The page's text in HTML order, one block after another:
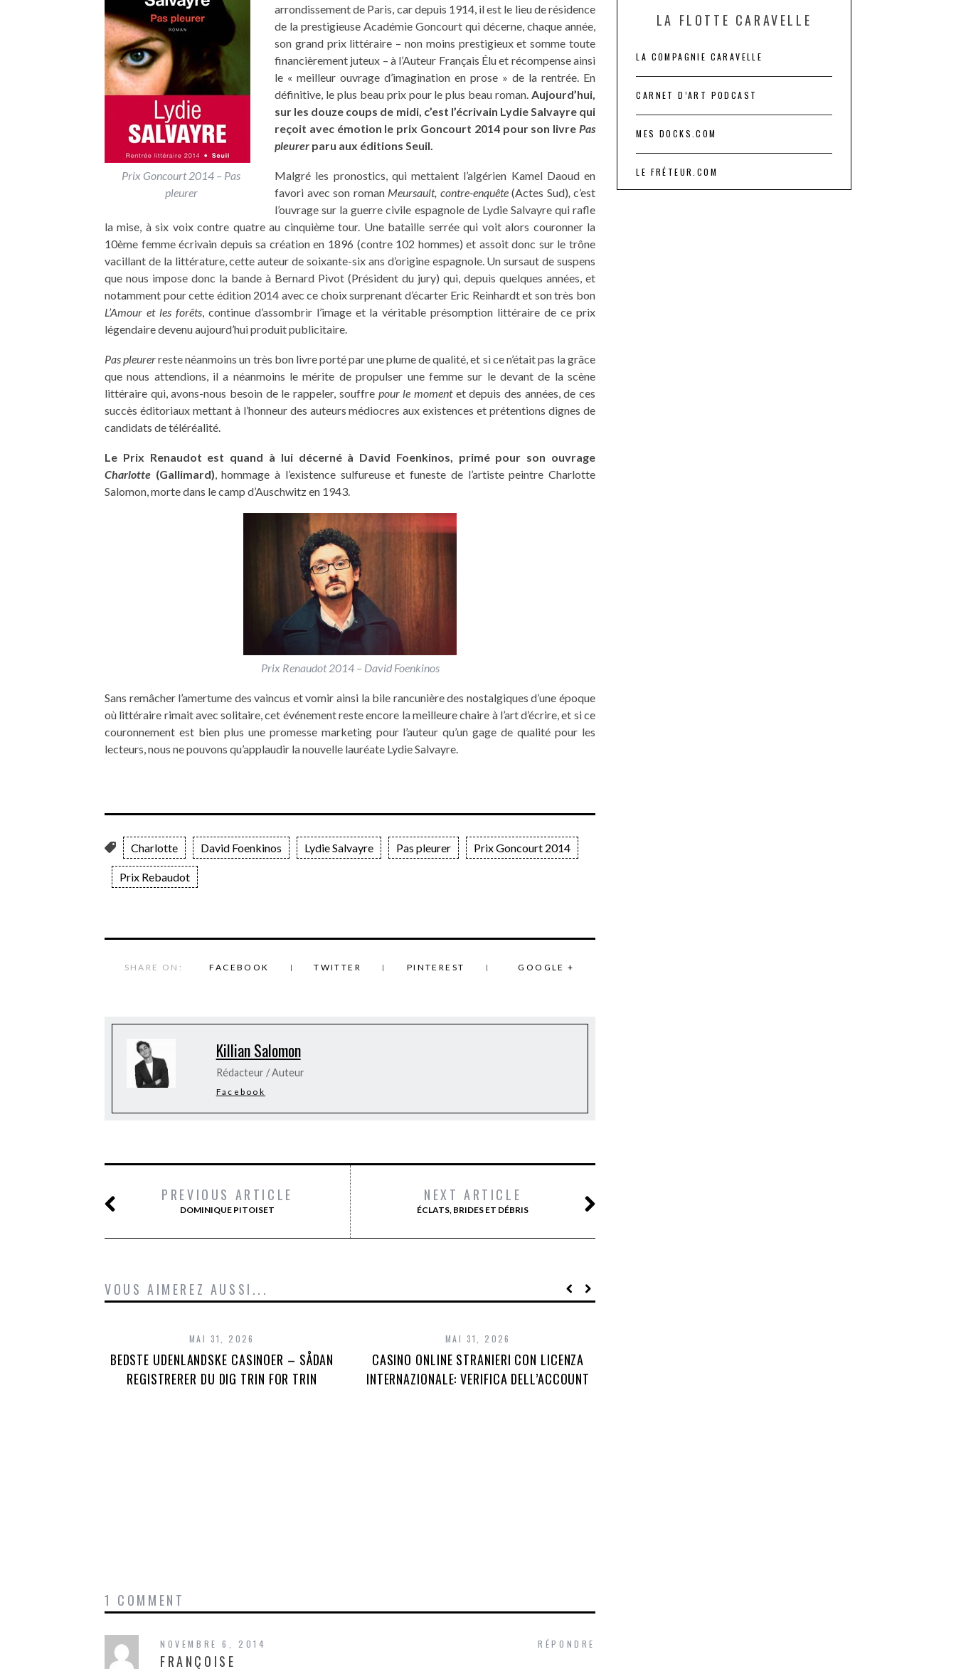
Prix Goncourt 2014 – Pas
pleurer
arrondissement de Paris, car depuis 1914, il est le lieu de résidence
de la prestigieuse Académie Goncourt qui décerne, chaque année,
son grand prix littéraire – non moins prestigieux et somme toute
financièrement juteux – à l’Auteur Français Élu et récompense ainsi
le « meilleur ouvrage d’imagination en prose » de la rentrée. En
définitive, le plus beau prix pour le plus beau roman. Aujourd’hui,
sur les douze coups de midi, c’est l’écrivain Lydie Salvayre qui
reçoit avec émotion le prix Goncourt 2014 pour son livre Pas
pleurer paru aux éditions Seuil.
Malgré les pronostics, qui mettaient l’algérien Kamel Daoud en
favori avec son roman Meursault, contre-enquête (Actes Sud), c’est
l’ouvrage sur la guerre civile espagnole de Lydie Salvayre qui rafle
la mise, à six voix contre quatre au cinquième tour. Une bataille serrée qui voit alors couronner la
10ème femme écrivain depuis sa création en 1896 (contre 102 hommes) et assoit donc sur le trône
vacillant de la littérature, cette auteur de soixante-six ans d’origine espagnole. Un sursaut de suspens
que nous impose donc la bande à Bernard Pivot (Président du jury) qui, depuis quelques années, et
notamment pour cette édition 2014 avec ce choix surprenant d’écarter Eric Reinhardt et son très bon
L’Amour et les forêts, continue d’assombrir l’image et la véritable présomption littéraire de ce prix
légendaire devenu aujourd’hui produit publicitaire.
Pas pleurerreste néanmoins un très bon livre porté par une plume de qualité, et si ce n’était pas la grâce
que nous attendions, il a néanmoins le mérite de propulser une femme sur le devant de la scène
littéraire qui, avons-nous besoin de le rappeler, souffre pour le momentet depuis des années, de ces
succès éditoriaux mettant à l’honneur des auteurs médiocres aux existences et prétentions dignes de
candidats de téléréalité.
Le Prix Renaudot est quand à lui décerné à David Foenkinos, primé pour son ouvrage
Charlotte (Gallimard), hommage à l’existence sulfureuse et funeste de l’artiste peintre Charlotte
Salomon, morte dans le camp d’Auschwitz en 1943.
Prix Renaudot 2014 – David Foenkinos
Sans remâcher l’amertume des vaincus et vomir ainsi la bile rancunière des nostalgiques d’une époque
où littéraire rimait avec solitaire, cet événement reste encore la meilleure chaire à l’art d’écrire, et si ce
couronnement est bien plus une promesse marketing pour l’auteur qu’un gage de qualité pour les
lecteurs, nous ne pouvons qu’applaudir la nouvelle lauréate Lydie Salvayre.
Charlotte David Foenkinos Lydie Salvayre Pas pleurer Prix Goncourt 2014
Prix Rebaudot
SHARE ON: FACEBOOK TWITTER PINTEREST GOOGLE +
Killian Salomon
Rédacteur / Auteur
Facebook
PREVIOUS ARTICLE
DOMINIQUE PITOISET
NEXT ARTICLE
ÉCLATS, BRIDES ET DÉBRIS
VOUS AIMEREZ AUSSI...
MAI 31, 2026
BEDSTE UDENLANDSKE CASINOER – SÅDAN
REGISTRERER DU DIG TRIN FOR TRIN
MAI 31, 2026
CASINO ONLINE STRANIERI CON LICENZA
INTERNAZIONALE: VERIFICA DELL’ACCOUNT
1 COMMENT
RÉPONDRE
NOVEMBRE 6, 2014
FRANÇOISE
LA FLOTTE CARAVELLE
LA COMPAGNIE CARAVELLE
CARNET D’ART PODCAST
MES DOCKS.COM
LE FRÉTEUR.COM